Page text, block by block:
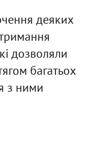
деяких
дозволяли
багатьох
з ними